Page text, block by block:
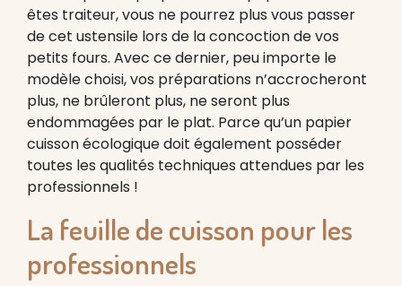
êtes traiteur, vous ne pourrez plus vous passer
de cet ustensile lors de la concoction de vos
petits fours. Avec ce dernier, peu importe le
modèle choisi, vos préparations n’accrocheront
plus, ne brûleront plus, ne seront plus
endommagées par le plat. Parce qu’un papier
cuisson écologique doit également posséder
toutes les qualités techniques attendues par les
professionnels !
La feuille de cuisson pour les
professionnels